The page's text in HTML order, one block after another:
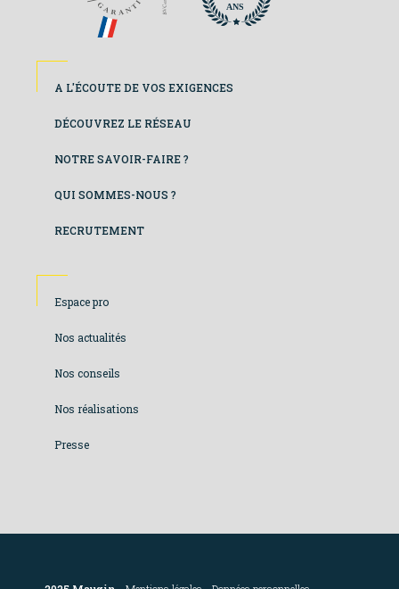
ANS ANS
Footer
colonne
A L'ÉCOUTE DE VOS EXIGENCES
DÉCOUVREZ LE RÉSEAU
NOTRE SAVOIR-FAIRE ?
QUI SOMMES-NOUS ?
RECRUTEMENT
Footer
colonne
Espace pro
Nos actualités
Nos conseils
Nos réalisations
Presse